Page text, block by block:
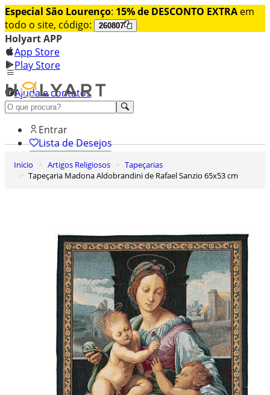
Especial São Lourenço: 15% de DESCONTO EXTRA em
todo o site, código:
260807
Holyart APP
App Store
Play Store
Ajuda e contatos
Conheça premium
Entrar
Lista de Desejos
0
Carrinho de Compras
Inicio Artigos Religiosos
Tapeçarias
Tapeçaria Madona Aldobrandini de Rafael Sanzio 65x53 cm